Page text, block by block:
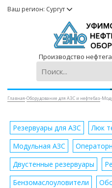
Ваш регион: Сургут
Производство
Главная-Оборудование для АЗС и нефтебаз-
Резервуары для АЗС
Люк
Модульная АЗС
Двустенные резервуары
Бензомаслоуловители